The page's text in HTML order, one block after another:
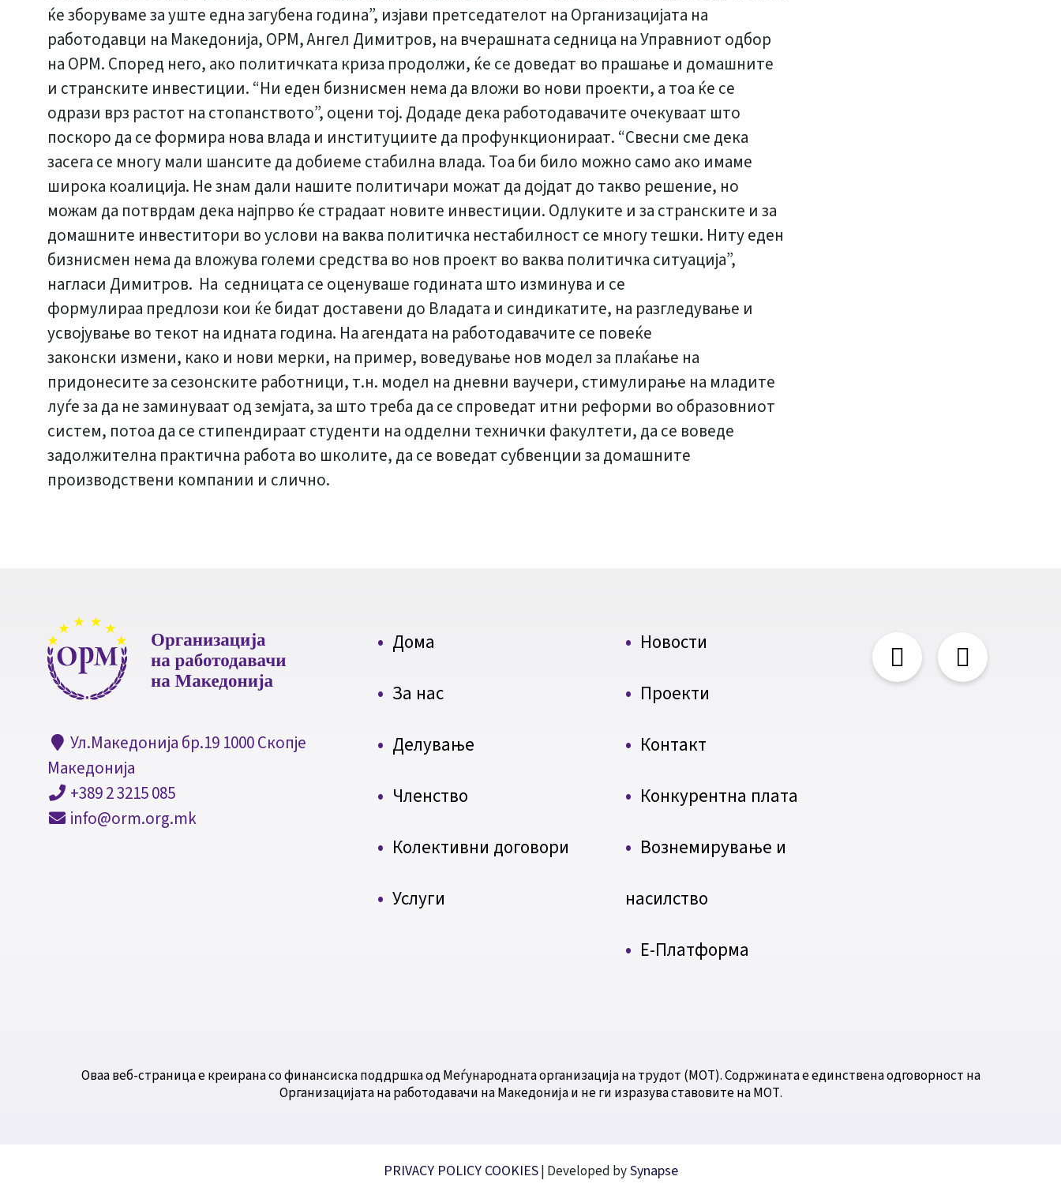
ќе зборуваме за уште една загубена година”, изјави претседателот на Организацијата на
работодавци на Македонија, ОРМ, Ангел Димитров, на вчерашната седница на Управниот одбор
на ОРМ. Според него, ако политичката криза продолжи, ќе се доведат во прашање и домашните
и странските инвестиции. “Ни еден бизнисмен нема да вложи во нови проекти, а тоа ќе се
одрази врз растот на стопанството”, оцени тој. Додаде дека работодавачите очекуваат што
поскоро да се формира нова влада и институциите да профункционираат. “Свесни сме дека
засега се многу мали шансите да добиеме стабилна влада. Тоа би било можно само ако имаме
широка коалиција. Не знам дали нашите политичари можат да дојдат до такво решение, но
можам да потврдам дека најпрво ќе страдаат новите инвестиции. Одлуките и за странските и за
домашните инвеститори во услови на ваква политичка нестабилност се многу тешки. Ниту еден
бизнисмен нема да вложува големи средства во нов проект во ваква политичка ситуација”,
нагласи Димитров. На седницата се оценуваше годината што изминува и се
формулираа предлози кои ќе бидат доставени до Владата и синдикатите, на разгледување и
усвојување во текот на идната година. На агендата на работодавачите се повеќе
законски измени, како и нови мерки, на пример, воведување нов модел за плаќање на
придонесите за сезонските работници, т.н. модел на дневни ваучери, стимулирање на младите
луѓе за да не заминуваат од земјата, за што треба да се спроведат итни реформи во образовниот
систем, потоа да се стипендираат студенти на одделни технички факултети, да се воведе
задолжителна практична работа во школите, да се воведат субвенции за домашните
производствени компании и слично.
Ул.Македонија бр.19 1000 Скопје
Македонија
+389 2 3215 085
info@orm.org.mk
Дома
За нас
Делување
Членство
Колективни договори
Услуги
Новости
Проекти
Контакт
Конкурентна плата
Вознемирување и
насилство
Е-Платформа
Оваа веб-страница е креирана со финансиска поддршка од Меѓународната организација на трудот (МОТ). Содржината е единствена одговорност на
Организацијата на работодавачи на Македонија и не ги изразува ставовите на МОТ.
PRIVACY POLICY COOKIES| Developed bySynapse